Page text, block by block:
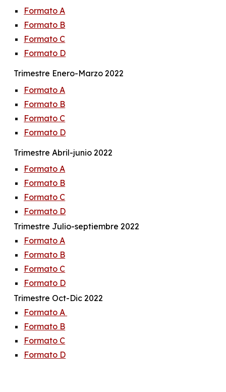
Formato A
Formato B
Formato C
Formato D
Trimestre Enero-Marzo 2022
Formato A
Formato B
Formato C
Formato D
Trimestre Abril-junio2022
Formato A
Formato B
Formato C
Formato D
Trimestre Julio-septiembre 2022
Formato A
Formato B
Formato C
Formato D
Trimestre Oct-Dic 2022
Formato A
Formato B
Formato C
Formato D